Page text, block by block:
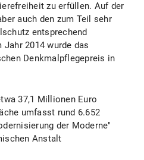
zu erfüllen. Auf der
auch den zum Teil sehr
entsprechend
2014 wurde das
Denkmalpflegepreis in
37,1 Millionen Euro
umfasst rund 6.652
der Moderne"
Anstalt